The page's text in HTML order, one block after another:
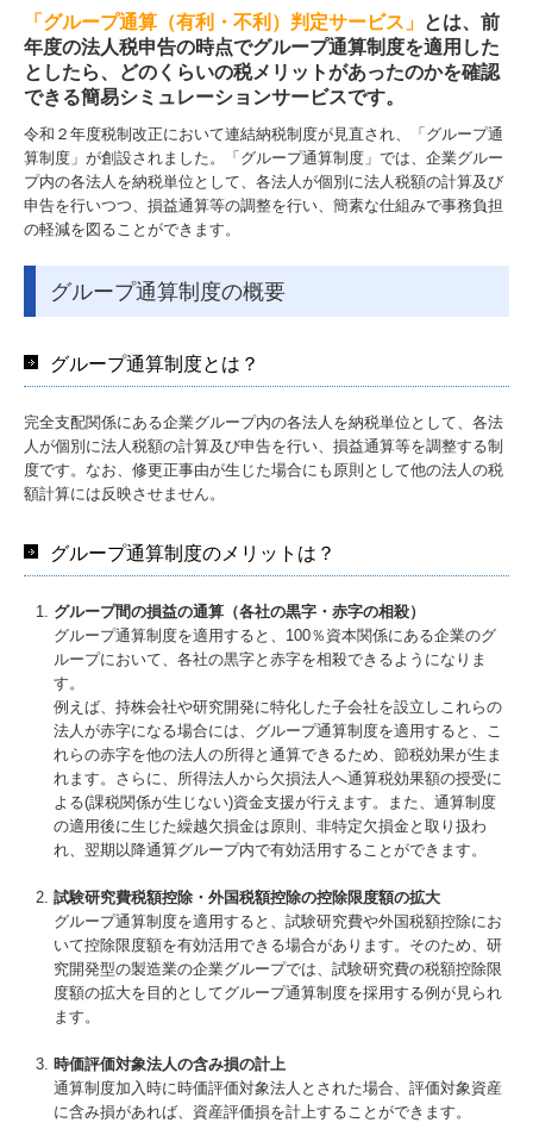
お問い合わせ
採用情報
採用メッセージ
仕事内容
研修体制とキャリアプラン
一日のスケジュール
採用に関するよくある質問
募集要項
応募フォーム
オンライン採用説明会
「グループ通算（有利・不利）判定サービス」 とは、前
年度の法人税申告の時点でグループ通算制度を適用した
としたら、どのくらいの税メリットがあったのかを確認
できる簡易シミュレーションサービスです。
令和２年度税制改正において連結納税制度が見直され、「グループ通
算制度」が創設されました。「グループ通算制度」では、企業グルー
プ内の各法人を納税単位として、各法人が個別に法人税額の計算及び
申告を行いつつ、損益通算等の調整を行い、簡素な仕組みで事務負担
の軽減を図ることができます。
グループ通算制度の概要
グループ通算制度とは？
完全支配関係にある企業グループ内の各法人を納税単位として、各法
人が個別に法人税額の計算及び申告を行い、損益通算等を調整する制
度です。なお、修更正事由が生じた場合にも原則として他の法人の税
額計算には反映させません。
グループ通算制度のメリットは？
グループ間の損益の通算（各社の黒字・赤字の相殺）
グループ通算制度を適用すると、100％資本関係にある企業のグ
ループにおいて、各社の黒字と赤字を相殺できるようになりま
す。
例えば、持株会社や研究開発に特化した子会社を設立しこれらの
法人が赤字になる場合には、グループ通算制度を適用すると、こ
れらの赤字を他の法人の所得と通算できるため、節税効果が生ま
れます。さらに、所得法人から欠損法人へ通算税効果額の授受に
よる(課税関係が生じない)資金支援が行えます。また、通算制度
の適用後に生じた繰越欠損金は原則、非特定欠損金と取り扱わ
れ、翌期以降通算グループ内で有効活用することができます。
試験研究費税額控除・外国税額控除の控除限度額の拡大
グループ通算制度を適用すると、試験研究費や外国税額控除にお
いて控除限度額を有効活用できる場合があります。そのため、研
究開発型の製造業の企業グループでは、試験研究費の税額控除限
度額の拡大を目的としてグループ通算制度を採用する例が見られ
ます。
時価評価対象法人の含み損の計上
通算制度加入時に時価評価対象法人とされた場合、評価対象資産
に含み損があれば、資産評価損を計上することができます。